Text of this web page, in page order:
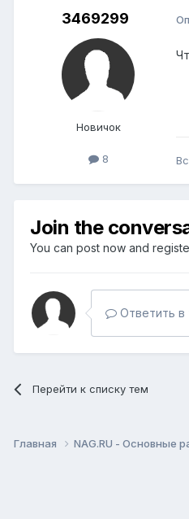
3469299
Новичок
8
Join the
You can post now and
Ответить в
Перейти к списку тем
Главная NAG.RU - Основные